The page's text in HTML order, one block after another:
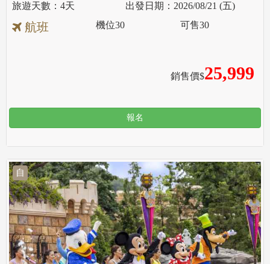
4天 2026/08/21 (五)
航班
銷售價$25,999
機位30 可售30
報名
自